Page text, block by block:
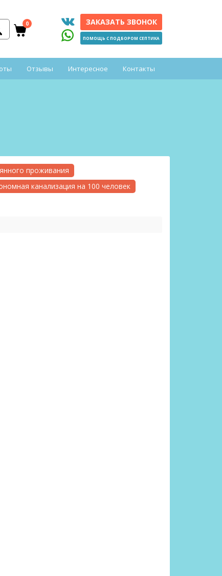
0 ЗАКАЗАТЬ ЗВОНОК
ПОМОЩЬ С ПОДБОРОМ СЕПТИКА
Отзывы Интересное Контакты
проживания
канализация на 100 человек